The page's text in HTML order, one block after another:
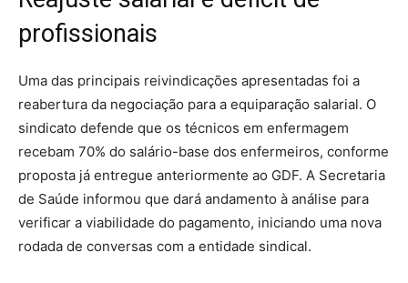
profissionais
Uma das principais reivindicações apresentadas foi a
reabertura da negociação para a equiparação salarial. O
sindicato defende que os técnicos em enfermagem
recebam 70% do salário-base dos enfermeiros, conforme
proposta já entregue anteriormente ao GDF. A Secretaria
de Saúde informou que dará andamento à análise para
verificar a viabilidade do pagamento, iniciando uma nova
rodada de conversas com a entidade sindical.